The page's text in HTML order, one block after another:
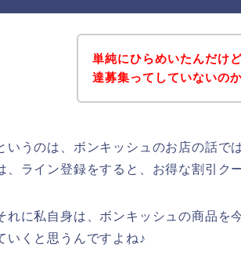
単純にひらめいたんだけ
達募集ってしていないのか
いうのは、ボンキッシュのお店の話で
、ライン登録をすると、お得な割引ク
れに私自身は、ボンキッシュの商品
いくと思うんですよね♪